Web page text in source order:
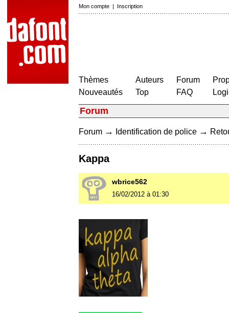
Mon compte | Inscription
Thèmes
Nouveautés
Auteurs
Top
Forum
FAQ
Forum
Forum → Identification de police →
Kappa
wbrice562
16/02/2012 à 01:30